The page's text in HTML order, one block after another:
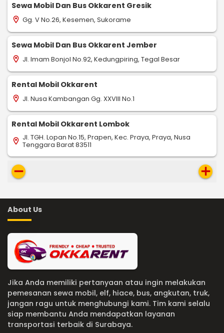
Sewa Mobil Dan Bus Okkarent Gresik
location_on Gg. V No.26, Kesemen, Sukorame
Sewa Mobil Dan Bus Okkarent Jember
location_on Jl. Imam Bonjol No.92, Kedungpiring, Tegal Besar
Rental Mobil Okkarent
location_on Jl. Nusa Kambangan Gg. XXVIII No.1
Rental Mobil Okkarent Lombok
location_on Jl. TGH. Lopan No.15, Prapen, Kec. Praya, Praya, Nusa
Tenggara Barat 83511
remove add
About Us
Jika Anda memiliki pertanyaan atau ingin melakukan
pemesanan sewa mobil, elf, hiace, bus, angkutan, truk,
jangan ragu untuk menghubungi kami. Tim kami selalu
siap membantu Anda mendapatkan layanan
transportasi terbaik di Surabaya.